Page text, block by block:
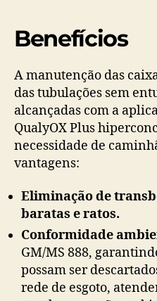
Benefícios
A manutenção das
das tubulações sem
alcançadas com a
QualyOX Plus
necessidade de
vantagens:
Eliminação de
baratas e ratos.
Conformidade
GM/MS 888,
possam ser
rede de esgoto,